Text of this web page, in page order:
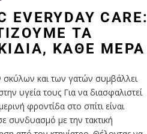
EVERYDAY CARE:
ΤΑ
ΚΆΘΕ ΜΈΡΑ
σκύλων και των γατών συμβάλλει
υγεία τους Για να διασφαλιστεί
φροντίδα στο σπίτι είναι
συνδυασμό με την τακτική